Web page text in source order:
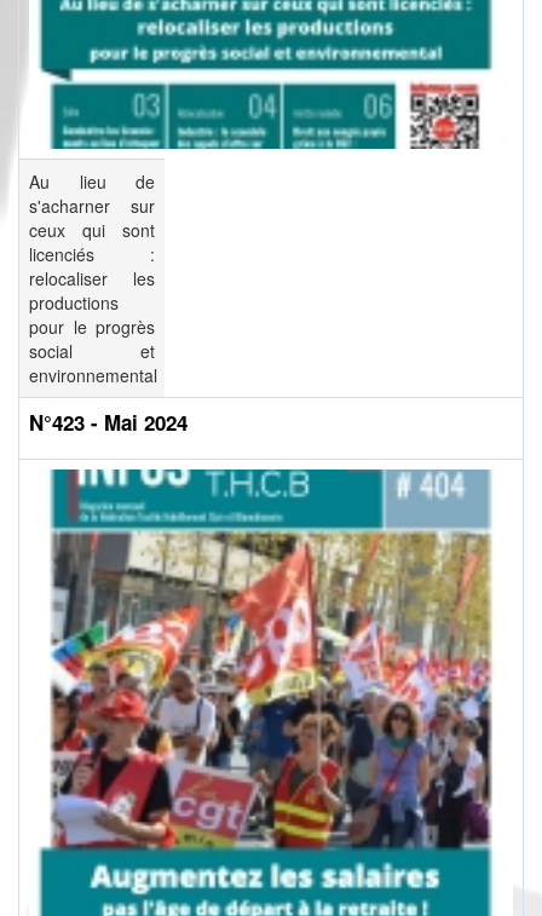
Au lieu de
s'acharner sur
ceux qui sont
licenciés :
relocaliser les
productions
pour le progrès
social et
environnemental
N°423 - Mai 2024